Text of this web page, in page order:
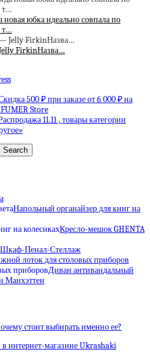
юбка идеально совпала по
т…
FirkinНазва…
500 ₽ при заказе от 6 000 ₽ на
Store
11.11 , товары категории
Напольный органайзер для книг на
Кресло-мешок GHENTA
Шкаф-Пенал-Стеллаж
лоток для столовых приборов
Диван антивандальный
Манхэттен
стоит выбирать именно ее?
интернет-магазине Ukrashaki